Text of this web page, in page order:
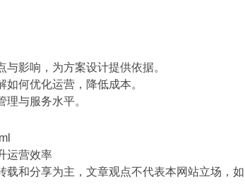
与影响，为方案设计提供依据。
如何优化运营，降低成本。
理与服务水平。
运营效率
和分享为主，文章观点不代表本网站立场，如